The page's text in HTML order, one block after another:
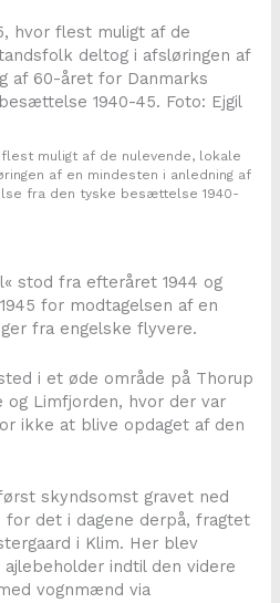
muligt af de nulevende, lokale
af en mindesten i anledning af
fra den tyske besættelse 1940-
stod fra efteråret 1944 og
for modtagelsen af en
fra engelske flyvere.
i et øde område på Thorup
og Limfjorden, hvor der var
ikke at blive opdaget af den
skyndsomst gravet ned
for det i dagene derpå, fragtet
i Klim. Her blev
indtil den videre
vognmænd via